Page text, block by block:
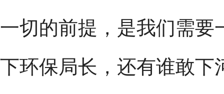
一切的前提，是我们需要
下环保局长，还有谁敢下